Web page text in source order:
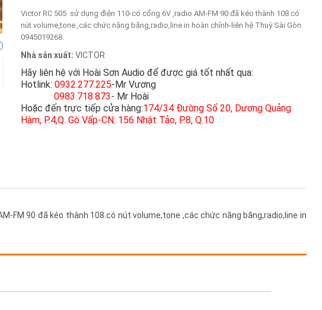
Victor RC 505 sử dụng điện 110-có cổng 6V ,radio AM-FM 90 đã kéo thành 108.có
nút volume,tone ,các chức năng băng,radio,line in hoàn chỉnh-liên hệ Thuỳ Sài Gòn
0945019268.
Nhà sản xuất: VICTOR
Hãy liên hệ với Hoài Sơn Audio để được giá tốt nhất qua:
Hotlink: 0932.277.225-Mr Vương
0983.718.873- Mr Hoài
Hoặc đến trực tiếp cửa hàng:174/34 Đường Số 20, Dương Quảng
Hàm, P.4,Q. Gò Vấp-CN: 156 Nhật Tảo, P.8, Q.10
FM 90 đã kéo thành 108.có nút volume,tone ,các chức năng băng,radio,line in